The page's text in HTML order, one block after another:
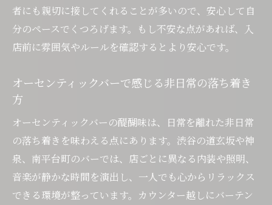
者にも親切に接してくれることが多いので、安心して自
分のペースでくつろげます。もし不安な点があれば、入
店前に雰囲気やルールを確認するとより安心です。
オーセンティックバーで感じる非日常の落ち着き
方
オーセンティックバーの醍醐味は、日常を離れた非日常
の落ち着きを味わえる点にあります。渋谷の道玄坂や神
泉、南平台町のバーでは、店ごとに異なる内装や照明、
音楽が静かな時間を演出し、一人でも心からリラックス
できる環境が整っています。カウンター越しにバーテン